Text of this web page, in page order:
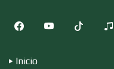
Inicio